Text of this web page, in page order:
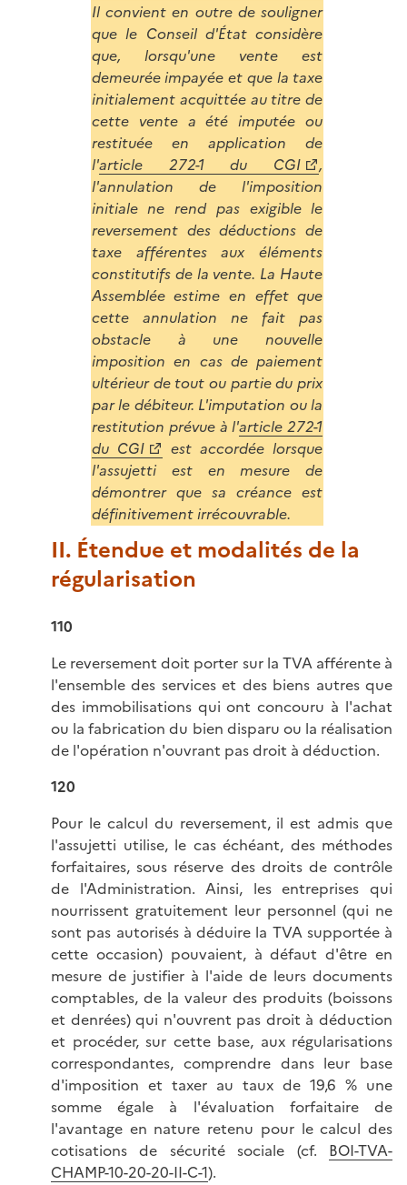
Il convient en outre de souligner
que le Conseil d'État considère
que, lorsqu'une vente est
demeurée impayée et que la taxe
initialement acquittée au titre de
cette vente a été imputée ou
restituée en application de
l'article 272-1 du CGI
,
l'annulation de l'imposition
initiale ne rend pas exigible le
reversement des déductions de
taxe afférentes aux éléments
constitutifs de la vente. La Haute
Assemblée estime en effet que
cette annulation ne fait pas
obstacle à une nouvelle
imposition en cas de paiement
ultérieur de tout ou partie du prix
par le débiteur. L'imputation ou la
restitution prévue à l'article 272-1
du CGI
est accordée lorsque
l'assujetti est en mesure de
démontrer que sa créance est
définitivement irrécouvrable.
II. Étendue et modalités de la
régularisation
110
Le reversement doit porter sur la TVA afférente à
l'ensemble des services et des biens autres que
des immobilisations qui ont concouru à l'achat
ou la fabrication du bien disparu ou la réalisation
de l'opération n'ouvrant pas droit à déduction.
120
Pour le calcul du reversement, il est admis que
l'assujetti utilise, le cas échéant, des méthodes
forfaitaires, sous réserve des droits de contrôle
de l'Administration. Ainsi, les entreprises qui
nourrissent gratuitement leur personnel (qui ne
sont pas autorisés à déduire la TVA supportée à
cette occasion) pouvaient, à défaut d'être en
mesure de justifier à l'aide de leurs documents
comptables, de la valeur des produits (boissons
et denrées) qui n'ouvrent pas droit à déduction
et procéder, sur cette base, aux régularisations
correspondantes, comprendre dans leur base
d'imposition et taxer au taux de 19,6 % une
somme égale à l'évaluation forfaitaire de
l'avantage en nature retenu pour le calcul des
cotisations de sécurité sociale (cf. BOI-TVA-
CHAMP-10-20-20-II-C-1).